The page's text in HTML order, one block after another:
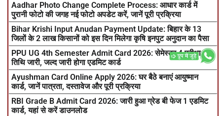
Aadhar Photo Change Complete Process: आधार कार्ड में
पुरानी फोटो की जगह नई फोटो अपडेट करें, जानें पूरी प्रक्रिया
Bihar Krishi Input Anudan Payment Update: बिहार के 13
जिलों के 2 लाख किसानों को इस दिन मिलेगा कृषि इनपुट अनुदान का पैसा
PPU UG 4th Semester Admit Card 2026: सेमेस्टर 4 परीक्षा
तिथि जारी, जल्द जारी होगा एडमिट कार्ड
Ayushman Card Online Apply 2026: घर बैठे बनाएं आयुष्मान
कार्ड, जानें पात्रता, दस्तावेज और पूरी प्रक्रिया
RBI Grade B Admit Card 2026: जारी हुआ ग्रेड बी फेज 1 एडमिट
कार्ड, यहां से करें डाउनलोड